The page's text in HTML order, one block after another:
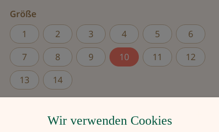
Größe
1
2 3 4 5
6
7
8 9 10 11
12
13
14
Wir verwenden Cookies